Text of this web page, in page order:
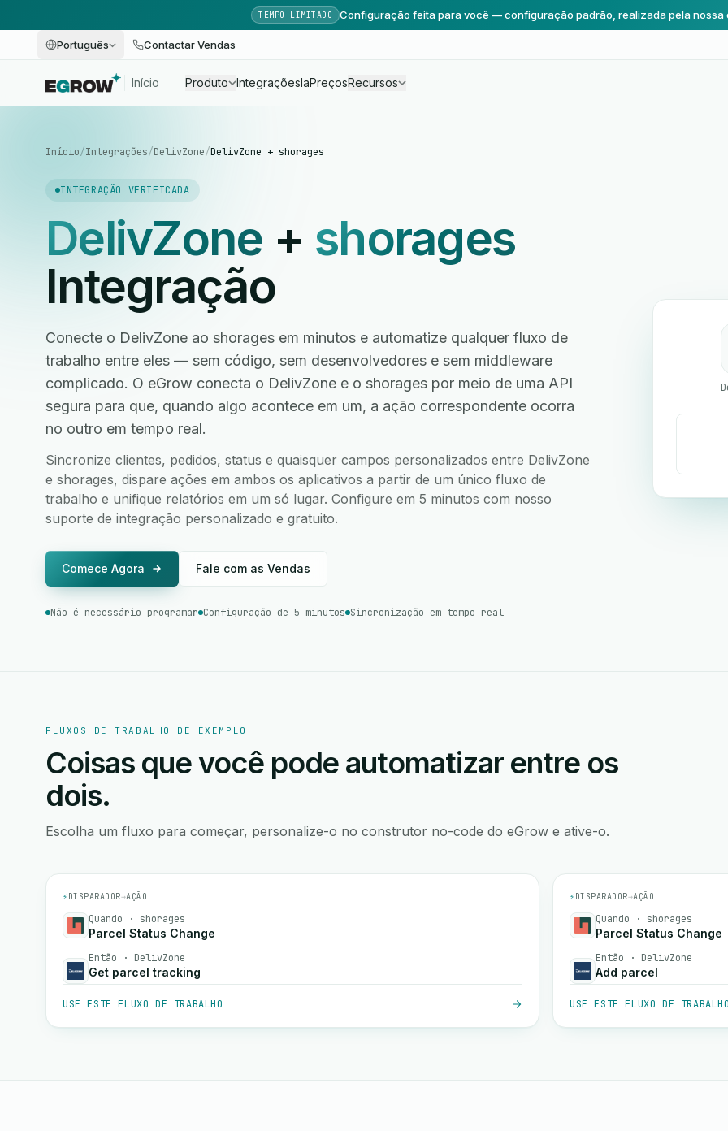
TEMPO LIMITADO Configuração feita para você — configuração padrão, realizada pela nossa
Português Contactar Vendas
Início Produto IntegraçõesIaPreçosRecursos
Início/Integrações/DelivZone/DelivZone + shorages
INTEGRAÇÃO VERIFICADA
DelivZone + shorages
Integração
Conecte o DelivZone ao shorages em minutos e automatize qualquer fluxo de
trabalho entre eles — sem código, sem desenvolvedores e sem middleware
complicado. O eGrow conecta o DelivZone e o shorages por meio de uma API
segura para que, quando algo acontece em um, a ação correspondente ocorra
no outro em tempo real.
Sincronize clientes, pedidos, status e quaisquer campos personalizados entre DelivZone
e shorages, dispare ações em ambos os aplicativos a partir de um único fluxo de
trabalho e unifique relatórios em um só lugar. Configure em 5 minutos com nosso
suporte de integração personalizado e gratuito.
Comece Agora Fale com as Vendas
Não é necessário programar Configuração de 5 minutos Sincronização em tempo real
FLUXOS DE TRABALHO DE EXEMPLO
Coisas que você pode automatizar entre os
dois.
Escolha um fluxo para começar, personalize-o no construtor no-code do eGrow e ative-o.
⚡ DISPARADOR→AÇÃO
Quando · shorages
Parcel Status Change
Então · DelivZone
Get parcel tracking
USE ESTE FLUXO DE TRABALHO
⚡ DISPARADOR→AÇÃO
Quando · shorages
Parcel Status Change
Então · DelivZone
Add parcel
USE ESTE FLUXO DE